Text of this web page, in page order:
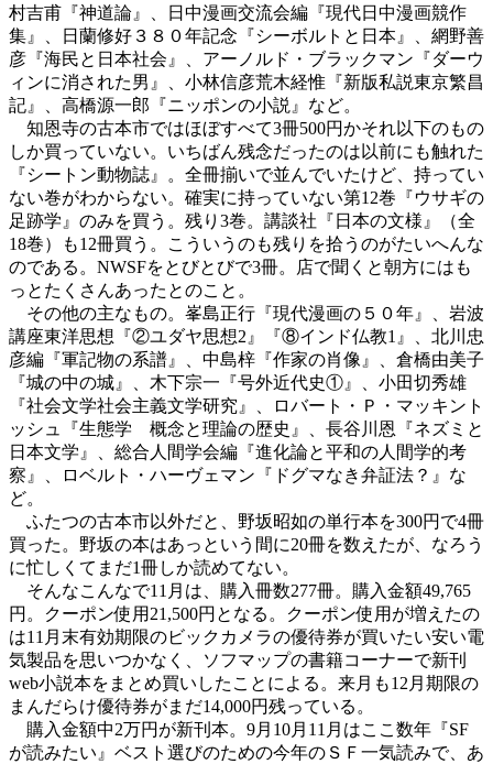
村吉甫『神道論』、日中漫画交流会編『現代日中漫画競作
集』、日蘭修好３８０年記念『シーボルトと日本』、網野善
彦『海民と日本社会』、アーノルド・ブラックマン『ダーウ
ィンに消された男』、小林信彦荒木経惟『新版私説東京繁昌
記』、高橋源一郎『ニッポンの小説』など。
知恩寺の古本市ではほぼすべて3冊500円かそれ以下のもの
しか買っていない。いちばん残念だったのは以前にも触れた
『シートン動物誌』。全冊揃いで並んでいたけど、持ってい
ない巻がわからない。確実に持っていない第12巻『ウサギの
足跡学』のみを買う。残り3巻。講談社『日本の文様』（全
18巻）も12冊買う。こういうのも残りを拾うのがたいへんな
のである。NWSFをとびとびで3冊。店で聞くと朝方にはも
っとたくさんあったとのこと。
その他の主なもの。峯島正行『現代漫画の５０年』、岩波
講座東洋思想『②ユダヤ思想2』『⑧インド仏教1』、北川忠
彦編『軍記物の系譜』、中島梓『作家の肖像』、倉橋由美子
『城の中の城』、木下宗一『号外近代史①』、小田切秀雄
『社会文学社会主義文学研究』、ロバート・Ｐ・マッキント
ッシュ『生態学 概念と理論の歴史』、長谷川恩『ネズミと
日本文学』、総合人間学会編『進化論と平和の人間学的考
察』、ロベルト・ハーヴェマン『ドグマなき弁証法？』な
ど。
ふたつの古本市以外だと、野坂昭如の単行本を300円で4冊
買った。野坂の本はあっという間に20冊を数えたが、なろう
に忙しくてまだ1冊しか読めてない。
そんなこんなで11月は、購入冊数277冊。購入金額49,765
円。クーポン使用21,500円となる。クーポン使用が増えたの
は11月末有効期限のビックカメラの優待券が買いたい安い電
気製品を思いつかなく、ソフマップの書籍コーナーで新刊
web小説本をまとめ買いしたことによる。来月も12月期限の
まんだらけ優待券がまだ14,000円残っている。
購入金額中2万円が新刊本。9月10月11月はここ数年『SF
が読みたい』ベスト選びのための今年のＳＦ一気読みで、あ